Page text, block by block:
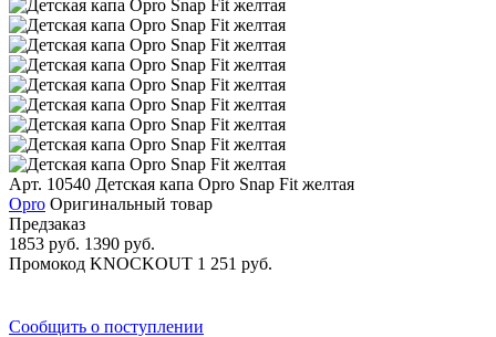
Арт. 10540 Детская капа Opro Snap Fit желтая
Opro Оригинальный товар
Предзаказ
1853 руб. 1390 руб.
Промокод KNOCKOUT 1 251 руб.
Сообщить о поступлении